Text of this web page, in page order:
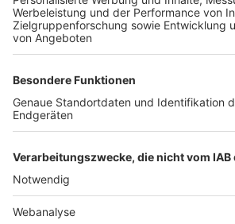
TOP-PARTNER